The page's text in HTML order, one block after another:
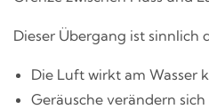
Dieser Übergang ist sinnlich
Die Luft wirkt am Wasser
Geräusche verändern